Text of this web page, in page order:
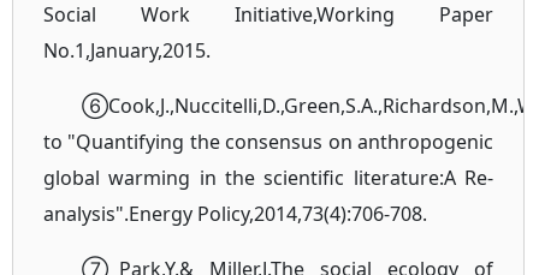
Social Work Initiative,Working Paper
No.1,January,2015.
to "Quantifying the consensus on anthropogenic
global warming in the scientific literature:A Re-
analysis".Energy Policy,2014,73(4):706-708.
⑦Park,Y.& Miller,J.The social ecology of